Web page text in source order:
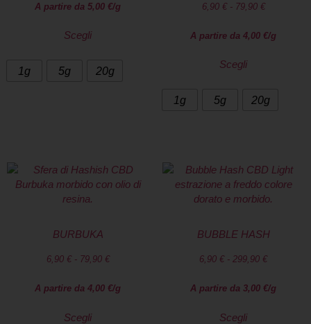
A partire da 5,00 €/g
Scegli
1g 5g 20g
6,90 € - 79,90 €
A partire da 4,00 €/g
Scegli
1g 5g 20g
BURBUKA
6,90 € - 79,90 €
A partire da 4,00 €/g
Scegli
BUBBLE HASH
6,90 € - 299,90 €
A partire da 3,00 €/g
Scegli